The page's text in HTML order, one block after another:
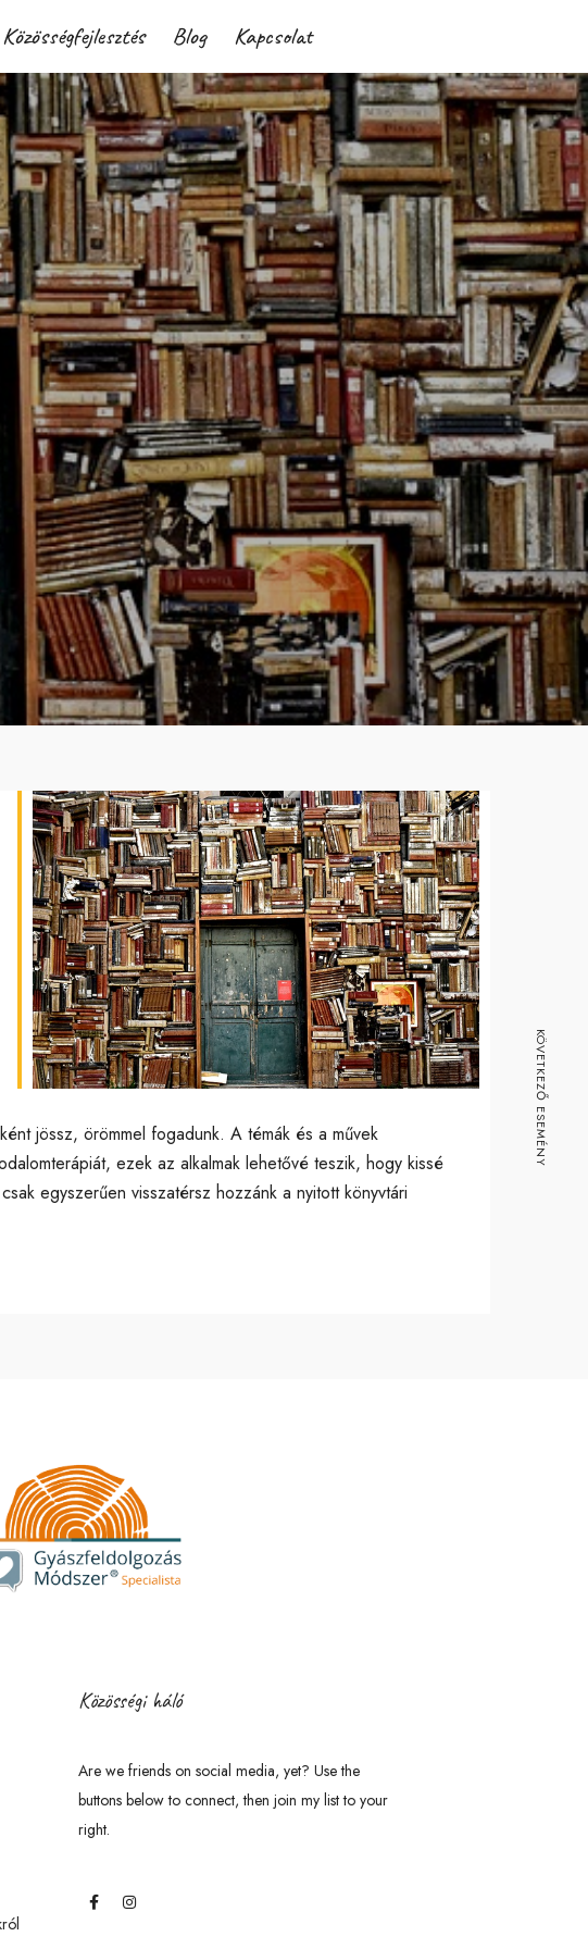
Közösségfejlesztés Blog Kapcsolat
Office 365 Outlook Live
jössz, örömmel fogadunk. A témák és a művek
ezek az alkalmak lehetővé teszik, hogy kissé
egyszerűen visszatérsz hozzánk a nyitott könyvtári
KÖVETKEZŐ ESEMÉNY
Közösségi háló
Are we friends on social media, yet? Use the
buttons below to connect, then join my list to your
right.